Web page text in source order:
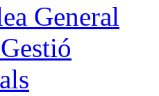
General